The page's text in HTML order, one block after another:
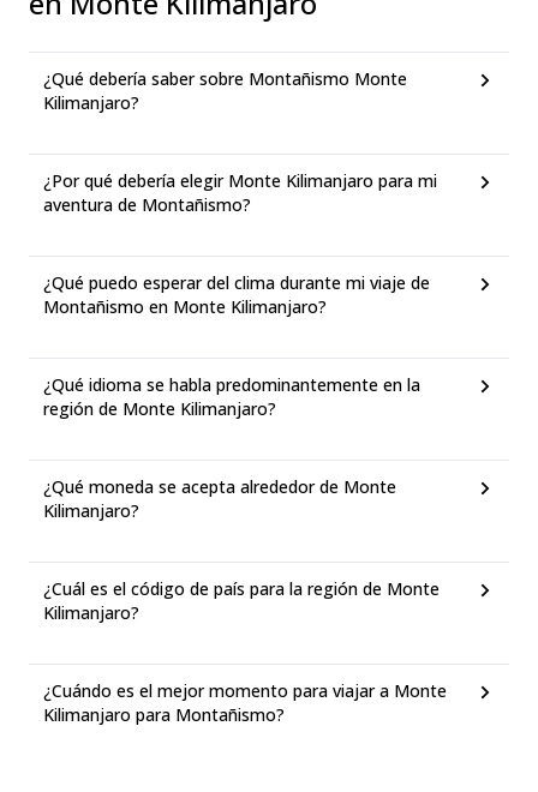
¿Qué debería saber sobre Montañismo Monte
Kilimanjaro?
¿Por qué debería elegir Monte Kilimanjaro para mi
aventura de Montañismo?
¿Qué puedo esperar del clima durante mi viaje de
Montañismo en Monte Kilimanjaro?
¿Qué idioma se habla predominantemente en la
región de Monte Kilimanjaro?
¿Qué moneda se acepta alrededor de Monte
Kilimanjaro?
¿Cuál es el código de país para la región de Monte
Kilimanjaro?
¿Cuándo es el mejor momento para viajar a Monte
Kilimanjaro para Montañismo?